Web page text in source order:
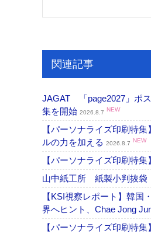
関連記事
JAGAT 「page2027」ポ
集を開始 2026.8.7 NEW
【パーソナライズ印刷特
ルの力を加える 2026.8.7 NEW
【パーソナライズ印刷特
山中紙工所 紙製小判抜袋
【KSI視察レポート】韓
界へヒント、Chae Jong
【パーソナライズ印刷特